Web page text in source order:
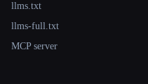
llms.txt
llms-full.txt
MCP server